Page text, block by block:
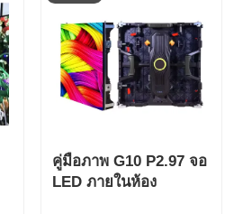
คู่มือภาพ G10 P2.97 จอ
LED ภายในห้อง